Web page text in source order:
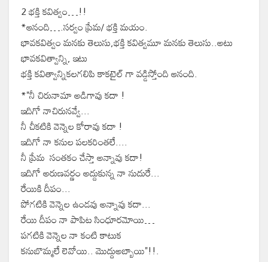
2 భక్తి కవిత్వం…!!
*ఆనంది….సర్వం ప్రేమ/ భక్తి మయం.
భావకవిత్వం మనకు తెలుసు,భక్తి కవిత్వమూ మనకు తెలుసు..అటు
భావకవిత్వాన్ని, ఇటు
భక్తి కవిత్వాన్నికలగలిపి కాకటైల్ గా వడ్డిస్తోంది ఆనంది.
*"నీ చిరునామా అడిగావు కదా !
ఇదిగో నాచిరునవ్వే...
నీ చీకటికి వెన్నెల కోరావు కదా !
ఇదిగో నా కనుల పలకరింతలే....
నీ ప్రేమ సంతకం చేస్తా అన్నావు కదా!
ఇదిగో అరుణవర్ణం అద్దుకున్న నా నుదురే...
రేయికి దీపం...
పోగటికి వెన్నెల ఉండవు అన్నావు కదా...
రేయి దీపం నా పాపిట సింధూరమోయి…
పగటికి వెన్నెల నా కంటి కాటుక
కనుబొమ్మలే లెవోయి.. మొద్దుఅబ్బాయి"!!.